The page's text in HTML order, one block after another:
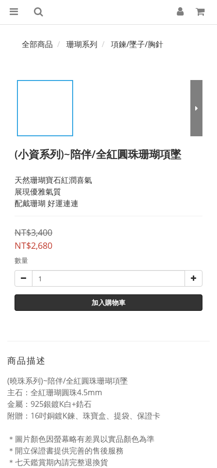
全部商品 珊瑚系列 項鍊/墜子/胸針
(小資系列)~陪伴/全紅圓珠珊瑚項墜
天然珊瑚寶石紅潤喜氣
展現優雅氣質
配戴珊瑚 好運連連
NT$3,400
NT$2,680
數量
加入購物車
商品描述
(曉珠系列)~陪伴/全紅圓珠珊瑚項墜
主石：全紅珊瑚圓珠4.5mm
金屬：925銀鍍K白+鋯石
附贈：16吋銅鍍K鍊、珠寶盒、提袋、保證卡
＊圖片顏色因螢幕略有差異以實品顏色為準
＊開立保證書提供完善的售後服務
＊七天鑑賞期內請完整退換貨